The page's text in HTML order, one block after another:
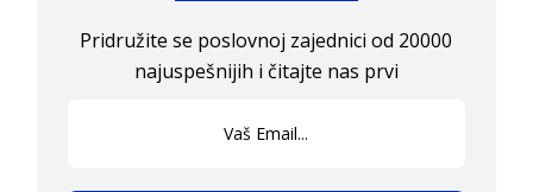
Pridružite se poslovnoj zajednici od 20000
najuspešnijih i čitajte nas prvi